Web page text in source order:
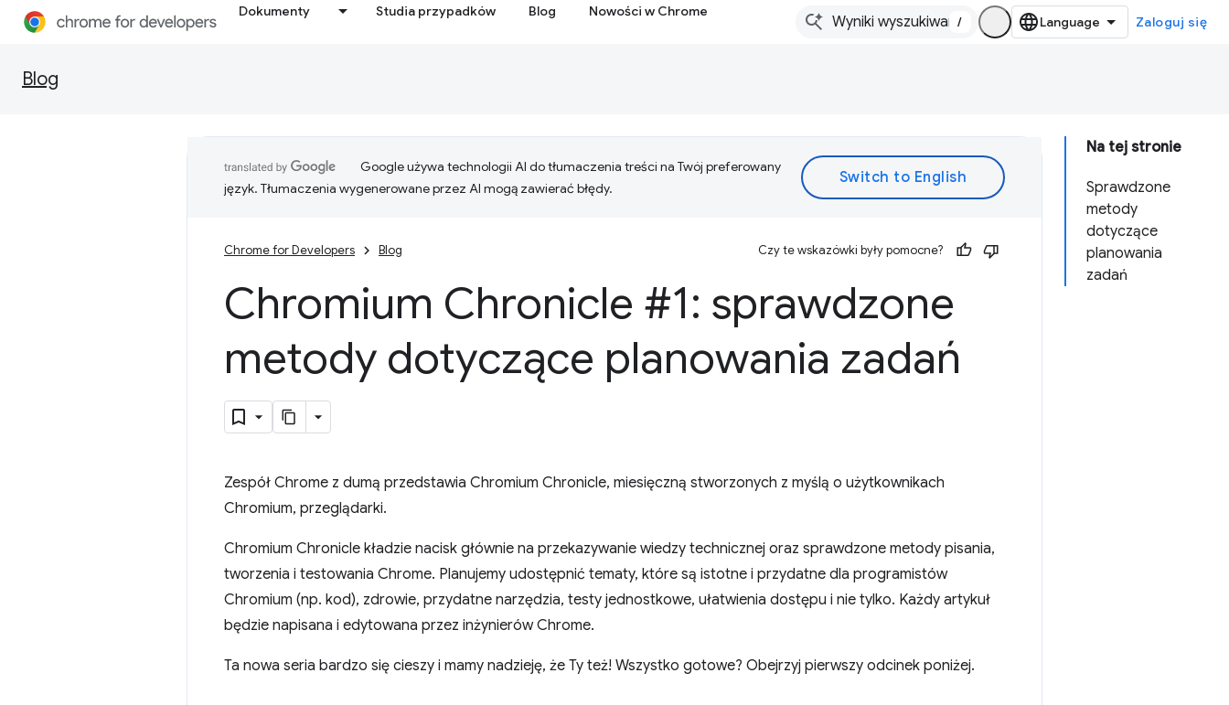
Dokumenty Studia przypadków Blog Nowości w Chrome
/ Zaloguj się
Blog
Na tej stronie
Sprawdzone
metody
dotyczące
planowania
zadań
Google używa technologii AI do tłumaczenia treści na Twój preferowany
język. Tłumaczenia wygenerowane przez AI mogą zawierać błędy.
Chrome for Developers Blog Czy te wskazówki były pomocne?
Chromium Chronicle #1: sprawdzone
metody dotyczące planowania zadań
Zespół Chrome z dumą przedstawia Chromium Chronicle, miesięczną stworzonych z myślą o użytkownikach
Chromium, przeglądarki.
Chromium Chronicle kładzie nacisk głównie na przekazywanie wiedzy technicznej oraz sprawdzone metody pisania,
tworzenia i testowania Chrome. Planujemy udostępnić tematy, które są istotne i przydatne dla programistów
Chromium (np. kod), zdrowie, przydatne narzędzia, testy jednostkowe, ułatwienia dostępu i nie tylko. Każdy artykuł
będzie napisana i edytowana przez inżynierów Chrome.
Ta nowa seria bardzo się cieszy i mamy nadzieję, że Ty też! Wszystko gotowe? Obejrzyj pierwszy odcinek poniżej.